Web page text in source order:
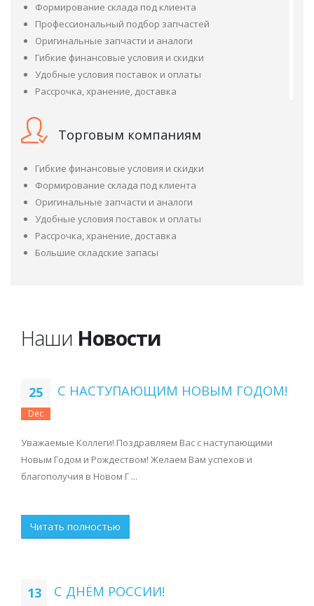
Формирование склада под клиента
Профессиональный подбор запчастей
Оригинальные запчасти и аналоги
Гибкие финансовые условия и скидки
Удобные условия поставок и оплаты
Рассрочка, хранение, доставка
Торговым компаниям
Гибкие финансовые условия и скидки
Формирование склада под клиента
Оригинальные запчасти и аналоги
Удобные условия поставок и оплаты
Рассрочка, хранение, доставка
Большие складские запасы
Наши Новости
25
Dec
С НАСТУПАЮЩИМ НОВЫМ ГОДОМ!
Уважаемые Коллеги! Поздравляем Вас с наступающими
Новым Годом и Рождеством! Желаем Вам успехов и
благополучия в Новом Г ...
Читать полностью
13 С ДНЁМ РОССИИ!